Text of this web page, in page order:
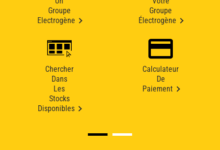
Groupe
Electrogène
Groupe
Électrogène
Chercher
Dans
Les
Stocks
Disponibles
Calculateur
De
Paiement